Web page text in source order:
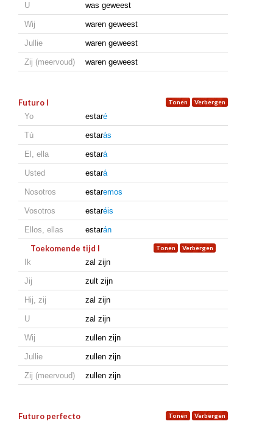
U was geweest
Wij waren geweest
Jullie waren geweest
Zij (meervoud) waren geweest
Futuro I
Yo estaré
Tú estarás
El, ella estará
Usted estará
Nosotros estaremos
Vosotros estaréis
Ellos, ellas estarán
Toekomende tijd I
Ik zal zijn
Jij zult zijn
Hij, zij zal zijn
U zal zijn
Wij zullen zijn
Jullie zullen zijn
Zij (meervoud) zullen zijn
Futuro perfecto